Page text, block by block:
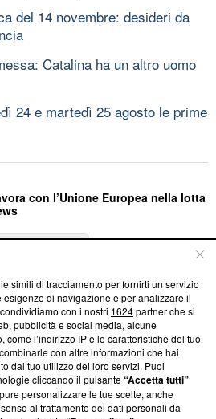
del 14 novembre: desideri da
Catalina ha un altro uomo
24 e martedì 25 agosto le prime
con l’Unione Europea nella lotta
trasparenti su Blasting
editoriali e su come ci impegniamo a
afferma la nostra aderenza a
Integrity’Blasting News non è
ma ha richiesto di farne
ancora effettuato una verifica di
simili di tracciamento per fornirti un servizio
di navigazione e per analizzare il
con i nostri 1624partner che si
pubblicità e social media, alcune
l’indirizzo IP e le caratteristiche del tuo
con altre informazioni che hai
dal tuo utilizzo dei loro servizi. Puoi
cliccando il pulsante“Accetta tutti”
personalizzare le tue scelte, anche
al trattamento dei dati personali da